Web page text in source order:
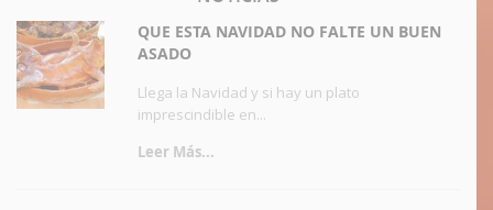
QUE ESTA NAVIDAD NO FALTE UN BUEN
ASADO
Llega la Navidad y si hay un plato
imprescindible en...
Leer Más...